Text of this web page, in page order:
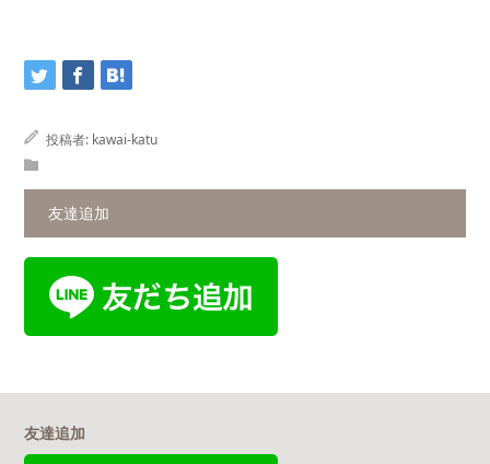
投稿者: kawai-katu
友達追加
友達追加